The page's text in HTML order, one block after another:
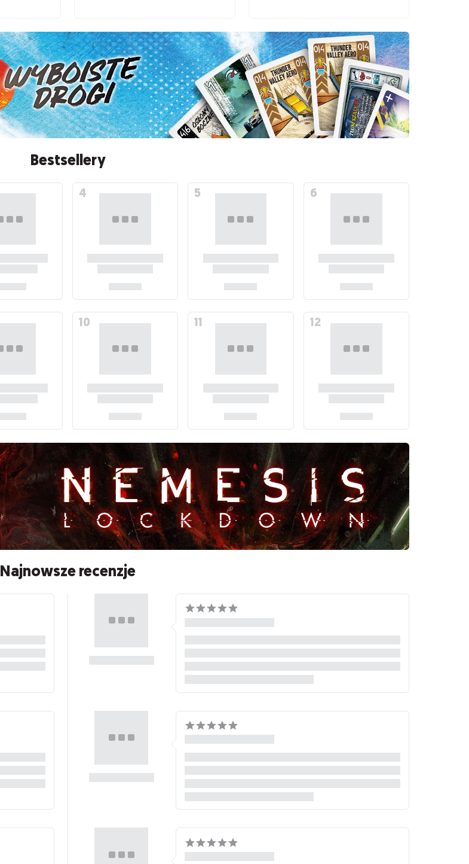
Bestsellery
Najnowsze recenzje